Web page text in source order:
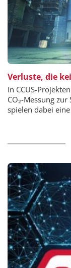
Verluste, die
In CCUS-
CO₂-Messung
spielen dabei